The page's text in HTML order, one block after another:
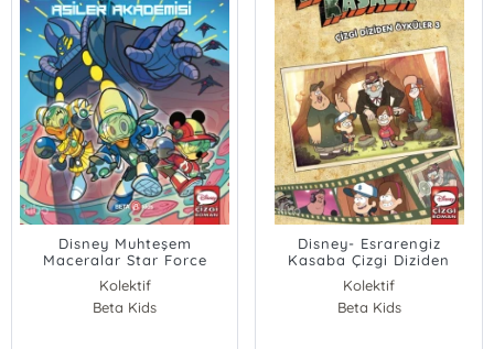
Disney Muhteşem
Maceralar Star Force
Asiler Akademisi
Kolektif
Beta Kids
Disney- Esrarengiz
Kasaba Çizgi Diziden
Öyküler 3 (Ciltli)
Kolektif
Beta Kids